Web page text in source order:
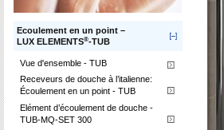
Ecoulement en un point –
LUX ELEMENTS®-TUB
Vue d'ensemble - TUB
Receveurs de douche à l’italienne:
Écoulement en un point - TUB
Elément d’écoulement de douche -
TUB-MQ-SET 300